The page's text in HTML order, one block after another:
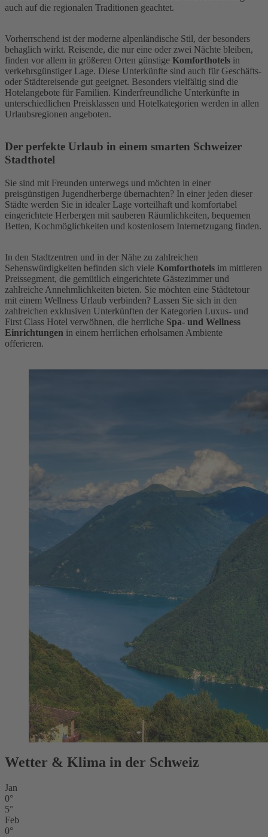
auch auf die regionalen Traditionen geachtet.
Vorherrschend ist der moderne alpenländische Stil, der besonders
behaglich wirkt. Reisende, die nur eine oder zwei Nächte bleiben,
finden vor allem in größeren Orten günstige Komforthotels in
verkehrsgünstiger Lage. Diese Unterkünfte sind auch für Geschäfts-
oder Städtereisende gut geeignet. Besonders vielfältig sind die
Hotelangebote für Familien. Kinderfreundliche Unterkünfte in
unterschiedlichen Preisklassen und Hotelkategorien werden in allen
Urlaubsregionen angeboten.
Der perfekte Urlaub in einem smarten Schweizer
Stadthotel
Sie sind mit Freunden unterwegs und möchten in einer
preisgünstigen Jugendherberge übernachten? In einer jeden dieser
Städte werden Sie in idealer Lage vorteilhaft und komfortabel
eingerichtete Herbergen mit sauberen Räumlichkeiten, bequemen
Betten, Kochmöglichkeiten und kostenlosem Internetzugang finden.
In den Stadtzentren und in der Nähe zu zahlreichen
Sehenswürdigkeiten befinden sich viele Komforthotels im mittleren
Preissegment, die gemütlich eingerichtete Gästezimmer und
zahlreiche Annehmlichkeiten bieten. Sie möchten eine Städtetour
mit einem Wellness Urlaub verbinden? Lassen Sie sich in den
zahlreichen exklusiven Unterkünften der Kategorien Luxus- und
First Class Hotel verwöhnen, die herrliche Spa- und Wellness
Einrichtungen in einem herrlichen erholsamen Ambiente
offerieren.
Wetter & Klima in der Schweiz
Jan
0°
5°
Feb
0°